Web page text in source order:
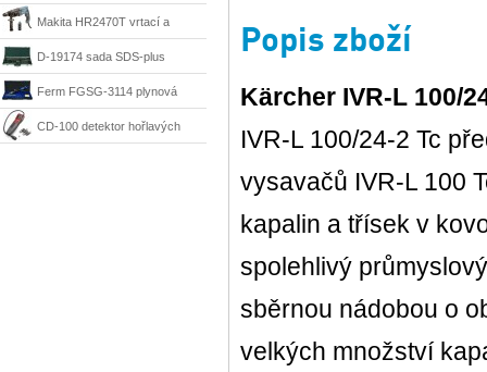
HSS 210 mm Matrix
Makita HR2470T vrtací a
sekací kladivo 780 W, SDS-
Plus
D-19174 sada SDS-plus
sekáče a vrtáky Makita
Ferm FGSG-3114 plynová
pájka SGM1006
CD-100 detektor hořlavých
Popis zboží
Kärcher IVR-L 100/
IVR-L 100/24-2 Tc
vysavačů IVR-L 100
kapalin a třísek v
spolehlivý
sběrnou nádobou o
velkých množství